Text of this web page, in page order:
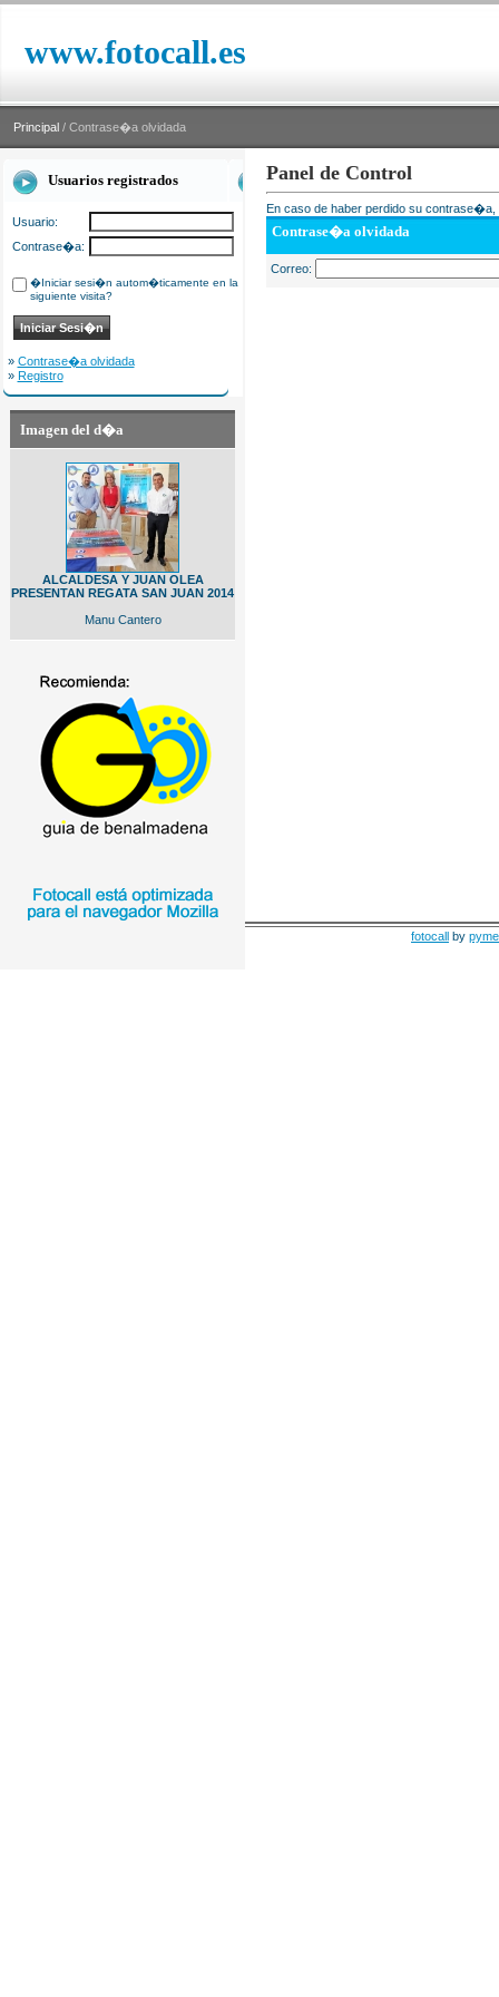
www.fotocall.es
Principal / Contrase�a olvidada
Usuarios registrados
Usuario:
Contrase�a:
�Iniciar sesi�n autom�ticamente en la
siguiente visita?
» Contrase�a olvidada
» Registro
Imagen del d�a
ALCALDESA Y JUAN OLEA
PRESENTAN REGATA SAN JUAN 2014
Manu Cantero
Panel de Control
En caso de haber perdido su
Contrase�a olvidada
Correo:
fotocall by